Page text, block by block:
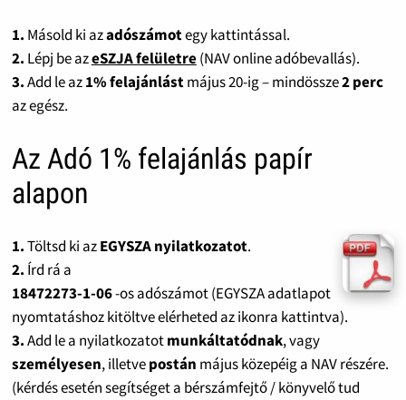
1. Másold ki azadószámotegy kattintással.
2. Lépj be azeSZJA felületre(NAV online adóbevallás).
3.Add le az1% felajánlástmájus 20-ig – mindössze2 perc
az egész.
Az Adó 1% felajánlás papír
alapon
1.Töltsd ki azEGYSZA nyilatkozatot.
2. Írd rá a
18472273-1-06-os adószámot (EGYSZA adatlapot
nyomtatáshoz kitöltve elérheted az ikonra kattintva).
3.Add le a nyilatkozatotmunkáltatódnak, vagy
személyesen, illetvepostán május közepéig a NAV részére.
(kérdés esetén segítséget a bérszámfejtő / könyvelő tud